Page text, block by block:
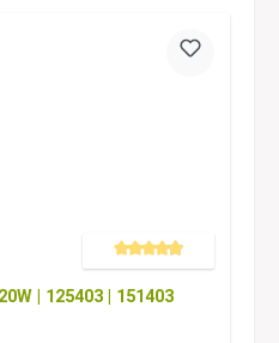
Durchschnittliche Bewertung
| 125403 | 151403